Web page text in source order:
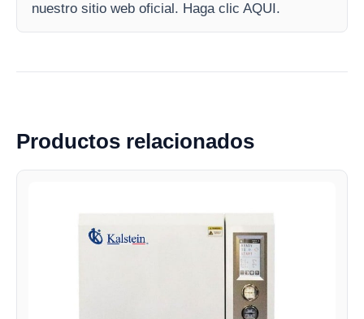
nuestro sitio web oficial. Haga clic AQUI.
Productos relacionados